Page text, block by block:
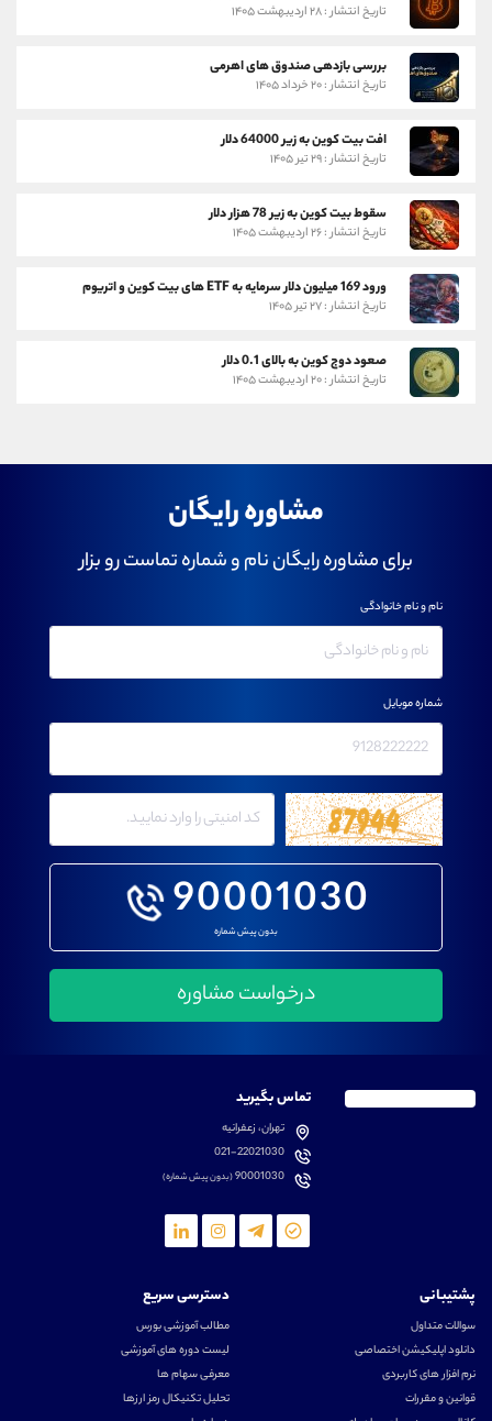
تاریخ انتشار : ۲۸ اردیبهشت ۱۴۰۵
بررسی بازدهی صندوق های اهرمی
تاریخ انتشار : ۲۰ خرداد ۱۴۰۵
افت بیت کوین به زیر 64000 دلار
تاریخ انتشار : ۲۹ تیر ۱۴۰۵
سقوط بیت کوین به زیر 78 هزار دلار
تاریخ انتشار : ۲۶ اردیبهشت ۱۴۰۵
ورود 169 میلیون دلار سرمایه به ETF های بیت کوین و اتریوم
تاریخ انتشار : ۲۷ تیر ۱۴۰۵
صعود دوج کوین به بالای 0.1 دلار
تاریخ انتشار : ۲۰ اردیبهشت ۱۴۰۵
مشاوره رایگان
برای مشاوره رایگان نام و شماره تماست رو بزار
90001030
بدون پیش شماره
نام و نام خانوادگی
شماره موبایل
تماس بگیرید
تهران، زعفرانیه
021-22021030
90001030(بدون پیش شماره)
پشتیبانی
سوالات متداول
دانلود اپلیکیشن اختصاصی
نرم افزار های کاربردی
قوانین و مقررات
دسترسی سریع
مطالب آموزشی بورس
لیست دوره های آموزشی
معرفی سهام ها
تحلیل تکنیکال رمز ارزها